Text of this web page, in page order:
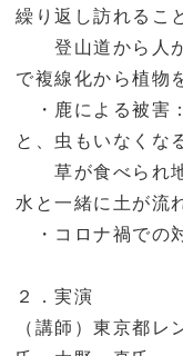
繰り返し訪れるこ
登山道から人が
で複線化から植物
・鹿による被害
と、虫もいなくな
草が食べられ地
水と一緒に土が流
・コロナ禍での
２．実演
（講師）東京都